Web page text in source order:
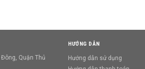
Quận Thủ
HƯỚNG DẪN
Hướng dẫn sử dụng